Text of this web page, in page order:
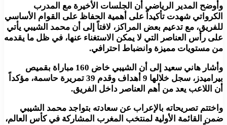
وأوضح المدير الرياضي أن الجلسات الأخيرة مع المدرب
الكرواتي شهدت تأكيداً على أهمية الحفاظ على القوام الأساسي
للفريق، مع تدعيم بعض المراكز، لافتاً إلى أن محمد الشيبي يأتي
على رأس العناصر التي لا يمكن الاستغناء عنها، في ظل ما يقدمه
من مستويات مميزة وانضباط احترافي.
وأشار هاني سعيد إلى أن الشيبي خاض 160 مباراة بقميص
بيراميدز، سجل خلالها 9 أهداف وقدم 39 تمريرة حاسمة، مؤكداً
أن اللاعب يعد من أهم العناصر داخل الفريق.
واختتم تصريحاته بالإعراب عن سعادته بتواجد محمد الشيبي
ضمن القائمة الأولية لمنتخب المغرب المشاركة في كأس العالم،